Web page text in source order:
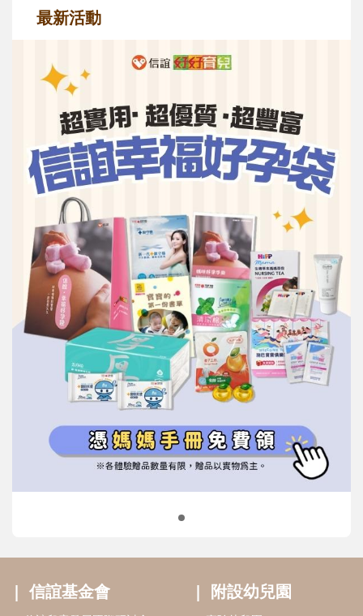
信誼基金會
2022信誼年度報告
2023信誼年度報告
2024信誼年度報告
好孕袋
附設幼兒園
小袋鼠幼師網